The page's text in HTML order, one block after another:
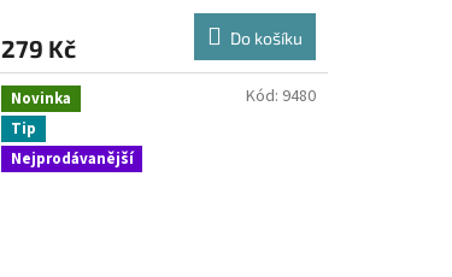
279 Kč Do košíku
Novinka
Tip
Nejprodávanější
Kód: 9480